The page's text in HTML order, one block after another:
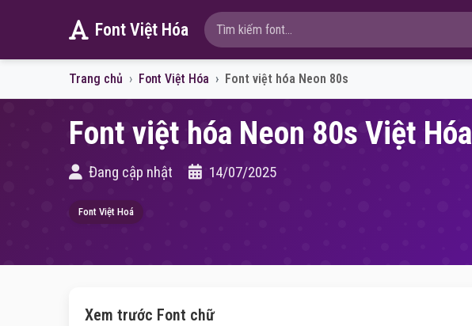
Font Việt Hóa
Trang chủ Font Việt Hóa Font việt hóa Neon 80s
Font việt hóa Neon 80s Việt Hóa
Đang cập nhật 14/07/2025
Font Việt Hoá
Xem trước Font chữ